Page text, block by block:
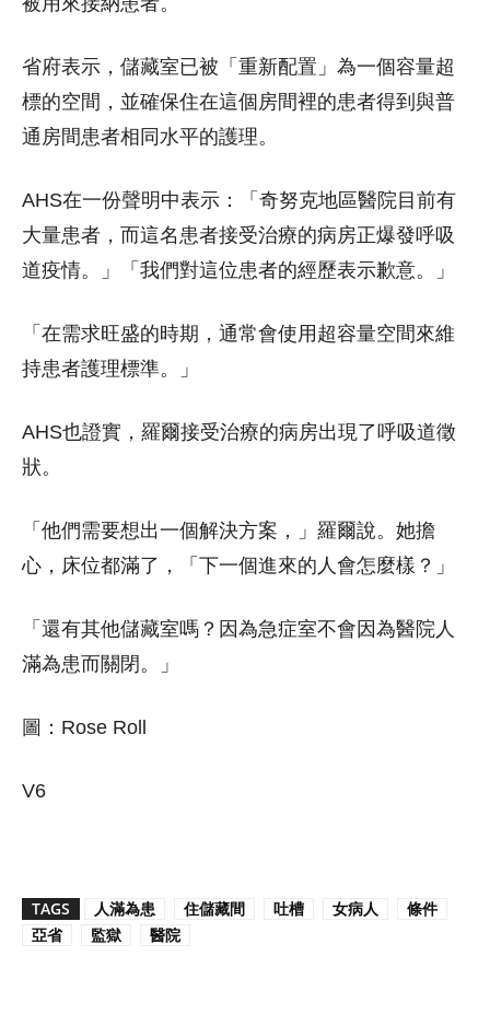
省府表示，儲藏室已被「重新配置」為一個容量超
標的空間，並確保住在這個房間裡的患者得到與普
通房間患者相同水平的護理。
AHS在一份聲明中表示：「奇努克地區醫院目前有
大量患者，而這名患者接受治療的病房正爆發呼吸
道疫情。」「我們對這位患者的經歷表示歉意。」
「在需求旺盛的時期，通常會使用超容量空間來維
持患者護理標準。」
AHS也證實，羅爾接受治療的病房出現了呼吸道徵
狀。
「他們需要想出一個解決方案，」羅爾說。她擔
心，床位都滿了，「下一個進來的人會怎麼樣？」
「還有其他儲藏室嗎？因為急症室不會因為醫院人
滿為患而關閉。」
圖：Rose Roll
V6
TAGS 人滿為患 住儲藏間 吐槽 女病人
條件
亞省
監獄 醫院